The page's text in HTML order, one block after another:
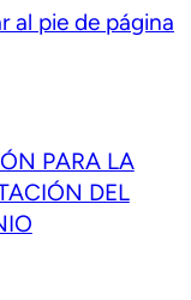
al pie de página
PARA LA
DEL